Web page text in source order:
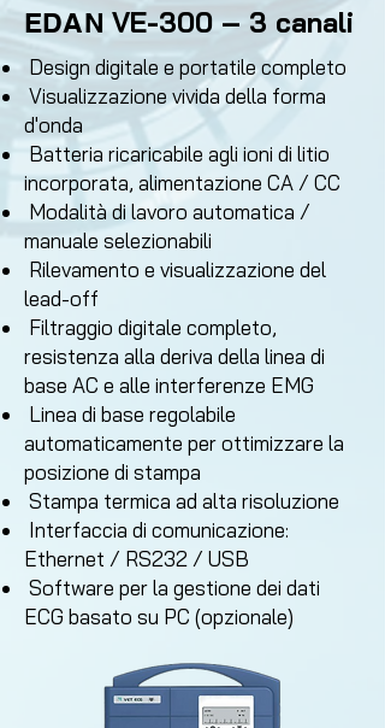
EDANVE-300 – 3 canali
Design digitale e portatile completo
Visualizzazione vivida della forma
d'onda
Batteria ricaricabile agli ioni di litio
incorporata, alimentazione CA / CC
Modalità di lavoro automatica /
manuale selezionabili
Rilevamento e visualizzazione del
lead-off
Filtraggio digitale completo,
resistenza alla deriva della linea di
base AC e alle interferenze EMG
Linea di base regolabile
automaticamente per ottimizzare la
posizione di stampa
Stampa termica ad alta risoluzione
Interfaccia di comunicazione:
Ethernet / RS232 / USB
Software per la gestione dei dati
ECG basato su PC (opzionale)